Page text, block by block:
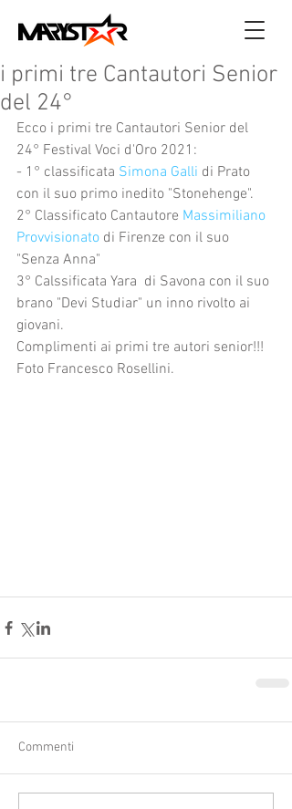
i primi tre Cantautori Senior
del 24°
Ecco i primi tre Cantautori Senior del
24° Festival Voci d'Oro 2021:
- 1° classificata Simona Galli di Prato
con il suo primo inedito "Stonehenge".
2° Classificato Cantautore Massimiliano
Provvisionato di Firenze con il suo
"Senza Anna"
3° Calssificata Yara  di Savona con il suo
brano "Devi Studiar" un inno rivolto ai
giovani.
Complimenti ai primi tre autori senior!!!
Foto Francesco Rosellini.
Commenti